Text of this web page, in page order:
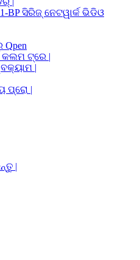
BP ସିରିଜ୍ ନେଟୱାର୍କ ଭିଡିଓ
Qpen
କଲମ ଟ୍ରେ |
|
ପ୍ରୋ |
|